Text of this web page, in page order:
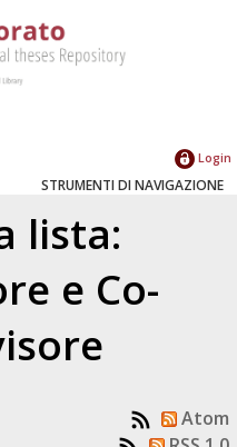
Login
STRUMENTI DI NAVIGAZIONE
lista:
e Co-
Atom